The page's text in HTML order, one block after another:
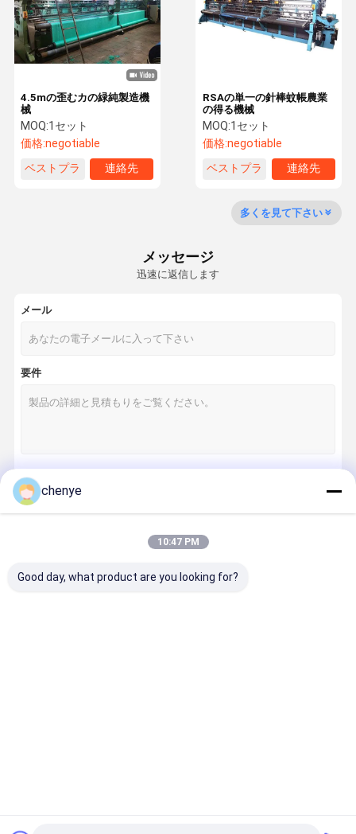
製品
品質管理
引金 を 求め
農業の網機械
Raschelのゆがみの編む機械
安全策機械
純袋機械
純作成機械
RSAの単一の針棒蚊帳農業
の得る機械
MOQ:1セット
価格:negotiable
ベストプラ
連絡先
4.5mの歪むカの緑純製造機
械
MOQ:1セット
価格:negotiable
ベストプラ
連絡先
多くを見て下さい
メッセージ
迅速に返信します
メール
要件
chenye
10:47 PM
Good day, what product are you looking for?